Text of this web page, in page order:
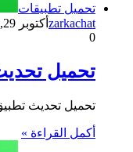
تحميل تطبيقات
zarkachat أكتوبر 29, 2023
0
تحميل تحديث تطبيق واتساب
تحميل تحديث
أكمل القراءة »